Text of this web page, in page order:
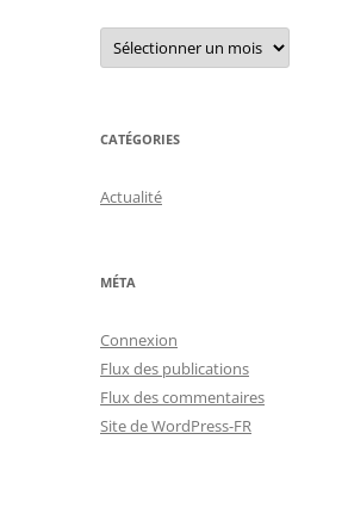
Menu
archives
CATÉGORIES
Actualité
MÉTA
Connexion
Flux des publications
Flux des commentaires
Site de WordPress-FR